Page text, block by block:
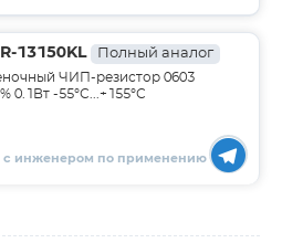
13150KL Полный аналог
ЧИП-резистор 0603
0.1Вт -55°С...+155°С
с инженером по применению